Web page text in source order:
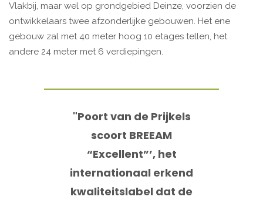
Vlakbij, maar wel op grondgebied Deinze, voorzien de
ontwikkelaars twee afzonderlijke gebouwen. Het ene
gebouw zal met 40 meter hoog 10 etages tellen, het
andere 24 meter met 6 verdiepingen.
"Poort van de Prijkels
scoort BREEAM
“Excellent”’, het
internationaal erkend
kwaliteitslabel dat de